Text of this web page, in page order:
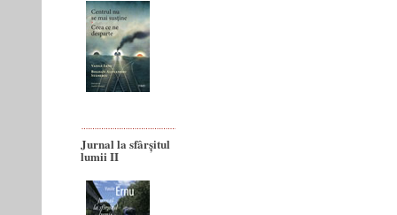
Jurnal la sfârșitul
lumii II